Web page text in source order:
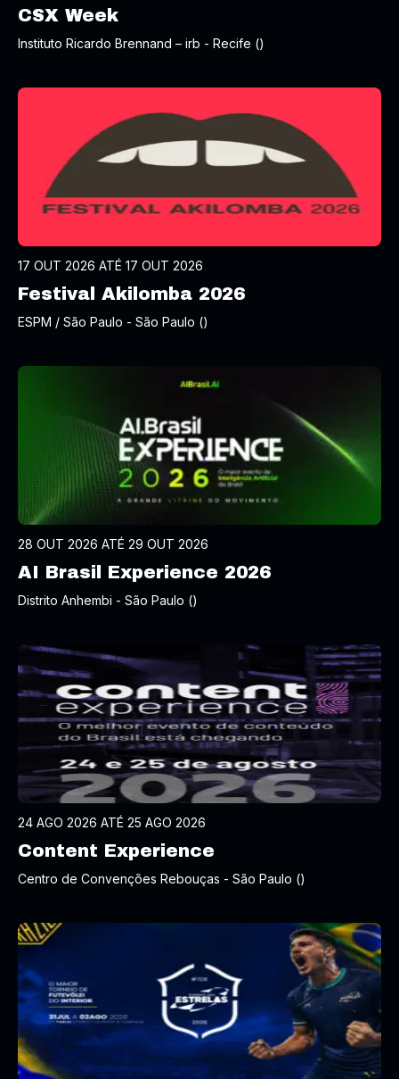
CSX Week
Instituto Ricardo Brennand – irb - Recife ()
17 OUT 2026 ATÉ 17 OUT 2026
Festival Akilomba 2026
ESPM / São Paulo - São Paulo ()
28 OUT 2026 ATÉ 29 OUT 2026
AI Brasil Experience 2026
Distrito Anhembi - São Paulo ()
24 AGO 2026 ATÉ 25 AGO 2026
Content Experience
Centro de Convenções Rebouças - São Paulo ()